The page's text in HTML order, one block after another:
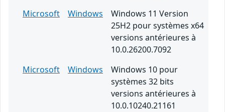
Microsoft
Windows
Windows 11 Version
25H2 pour systèmes x64
versions antérieures à
10.0.26200.7092
Microsoft
Windows
Windows 10 pour
systèmes 32 bits
versions antérieures à
10.0.10240.21161